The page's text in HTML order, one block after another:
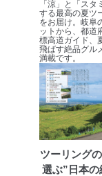
「涼」と「スタ
する最高の夏ツ
をお届け。岐阜
ットから、都道
標高道ガイド、
飛ばす絶品グル
満載です。
ツーリング
選ぶ”日本の